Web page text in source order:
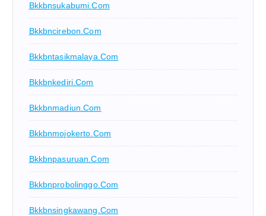
Bkkbnsukabumi.com
Bkkbncirebon.com
Bkkbntasikmalaya.com
Bkkbnkediri.com
Bkkbnmadiun.com
Bkkbnmojokerto.com
Bkkbnpasuruan.com
Bkkbnprobolinggo.com
Bkkbnsingkawang.com